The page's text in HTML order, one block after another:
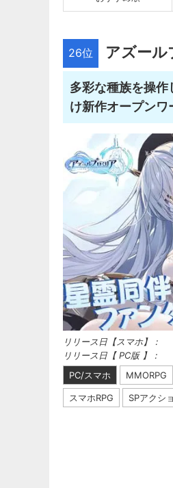
26位 アズール
多彩な種族を操
け新作オープンワ
リリース日【スマホ】：
リリース日【 PC版 】：
PC/スマホ
MMORPG
スマホRPG SPアクシ